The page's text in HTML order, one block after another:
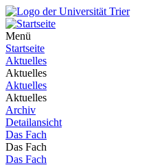
Menü
Startseite
Aktuelles
Aktuelles
Aktuelles
Aktuelles
Archiv
Detailansicht
Das Fach
Das Fach
Das Fach